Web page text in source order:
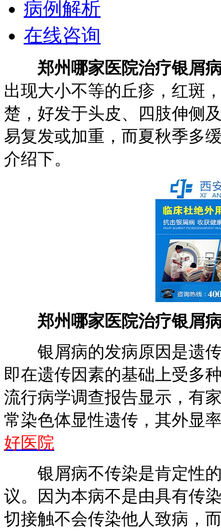
病例解析
在线咨询
郑州哪家医院治疗银屑
出现大小不等的丘疹，红斑
楚，好发于头皮、四肢伸侧
易复发或加重，而夏秋季多
介绍下。
郑州哪家医院治疗银屑
银屑病的发病原因是遗传
即在遗传因素的基础上受多
流行病学调查报告显示，有
常染色体显性遗传，其外显
好医院
银屑病不传染是肯定性的
议。因为本病不是由具有传
切接触不会传染他人致病，